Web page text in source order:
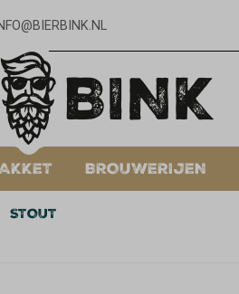
BROUWERIJEN
STOUT